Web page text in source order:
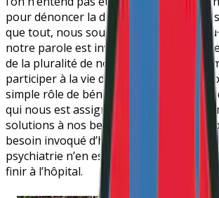
pour dénoncer la déshumanisation des
que tout, nous souhaitons être
notre parole est invisibilisée
de la pluralité de nos vécus rejaillit une
participer à la vie démocratique. Nous
simple rôle de bénéficiaires des
qui nous est assigné, pour trouver
solutions à nos besoins en partant du
besoin invoqué d’hospitaliser les gens
psychiatrie n’en est en réalité pas un.
finir à l’hôpital.